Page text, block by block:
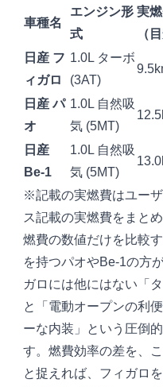
車種名
エンジン形
式
実
（
日産 フ
ィガロ
1.0L ターボ
(3AT)
日産パ
オ
1.0L 自然吸
気 (5MT)
日産
Be-1
1.0L 自然吸
気 (5MT)
※記載の実燃費はユー
ス記載の実燃費をまとめ
燃費の数値だけを比較
を持つパオやBe-1の方
ガロには他にはない「
と「電動オープンの利
ーな内装」という圧倒
す。燃費効率の差を、
と捉えれば、フィガロ